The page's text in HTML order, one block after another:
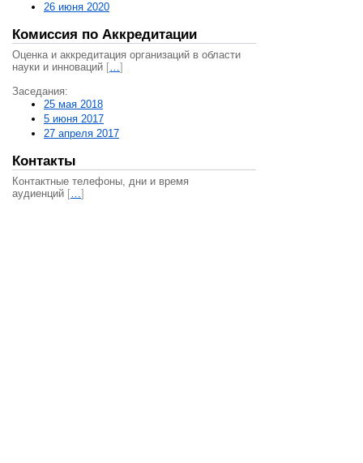
26 июня 2020
Комиссия по Аккредитации
Оценка и аккредитация организаций в области
науки и инноваций […]
Заседания:
25 мая 2018
5 июня 2017
27 апреля 2017
Контакты
Контактные телефоны, дни и время
аудиенций […]